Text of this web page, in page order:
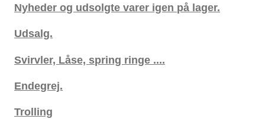
Nyheder og udsolgte varer igen på lager.
Udsalg.
Svirvler, Låse, spring ringe ....
Endegrej.
Trolling